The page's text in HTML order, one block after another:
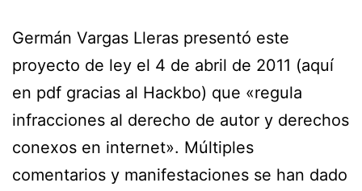
Germán Vargas Lleras presentó este
proyecto de ley el 4 de abril de 2011 (aquí
en pdf gracias al Hackbo) que «regula
infracciones al derecho de autor y derechos
conexos en internet». Múltiples
comentarios y manifestaciones se han dado